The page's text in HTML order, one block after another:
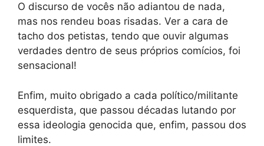
O discurso de vocês não adiantou de nada,
mas nos rendeu boas risadas. Ver a cara de
tacho dos petistas, tendo que ouvir algumas
verdades dentro de seus próprios comícios, foi
sensacional!
Enfim, muito obrigado a cada político/militante
esquerdista, que passou décadas lutando por
essa ideologia genocida que, enfim, passou dos
limites.